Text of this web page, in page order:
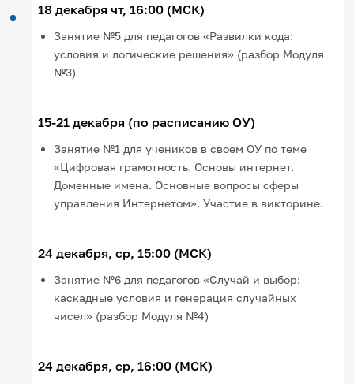
18 декабря чт, 16:00 (МСК)
Занятие №5 для педагогов «Развилки кода:
условия и логические решения» (разбор Модуля
№3)
15-21 декабря (по расписанию ОУ)
Занятие №1 для учеников в своем ОУ по теме
«Цифровая грамотность. Основы интернет.
Доменные имена. Основные вопросы сферы
управления Интернетом». Участие в викторине.
24 декабря, ср, 15:00 (МСК)
Занятие №6 для педагогов «Случай и выбор:
каскадные условия и генерация случайных
чисел» (разбор Модуля №4)
24 декабря, ср, 16:00 (МСК)